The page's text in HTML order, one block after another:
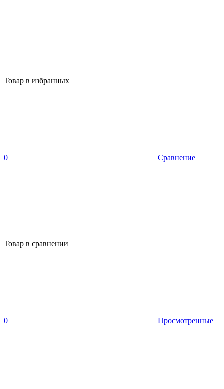
Товар в избранных
0 Сравнение
Товар в сравнении
0 Просмотренные